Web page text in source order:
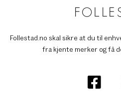
Follestad.no skal sikre at du til
fra kjente merker og få